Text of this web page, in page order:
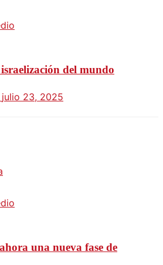
del mundo
julio 23, 2025
una nueva fase de